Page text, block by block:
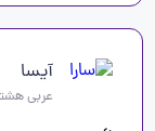
آیسا
عربی